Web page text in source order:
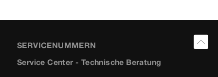
SERVICENUMMERN
Service Center - Technische Beratung